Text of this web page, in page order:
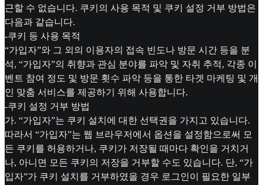
근할 수 없습니다. 쿠키의 사용 목적 및 쿠키 설정 거부 방법은
다음과 같습니다.
-쿠키 등 사용 목적
“가입자”와 그 외의 이용자의 접속 빈도나 방문 시간 등을 분
석, “가입자”의 취향과 관심 분야를 파악 및 자취 추적, 각종 이
벤트 참여 정도 및 방문 횟수 파악 등을 통한 타겟 마케팅 및 개
인 맞춤 서비스를 제공하기 위해 사용합니다.
-쿠키 설정 거부 방법
가. “가입자”는 쿠키 설치에 대한 선택권을 가지고 있습니다.
따라서 “가입자”는 웹 브라우저에서 옵션을 설정함으로써 모
든 쿠키를 허용하거나, 쿠키가 저장될 때마다 확인을 거치거
나, 아니면 모든 쿠키의 저장을 거부할 수도 있습니다. 단, “가
입자”가 쿠키 설치를 거부하였을 경우 로그인이 필요한 일부